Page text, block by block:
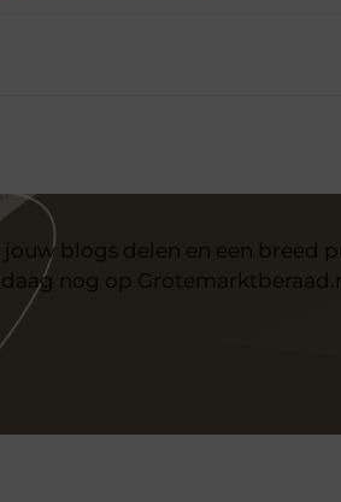
blogs delen en een breed
nog op